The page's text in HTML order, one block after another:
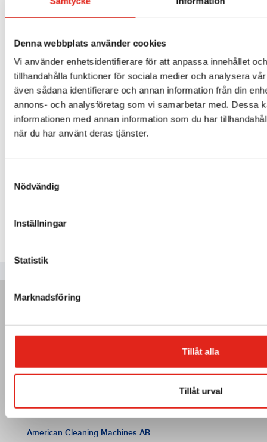
Denna webbplats använder cookies
Vi använder enhetsidentifierare för att anpassa innehållet
tillhandahålla funktioner för sociala medier och analysera
även sådana identifierare och annan information från din
annons- och analysföretag som vi samarbetar med. Dessa
informationen med annan information som du har
när du har använt deras tjänster.
Nödvändig
Inställningar
Statistik
Marknadsföring
Tillåt alla
Tillåt urval
3 707kr
American Cleaning Machines AB